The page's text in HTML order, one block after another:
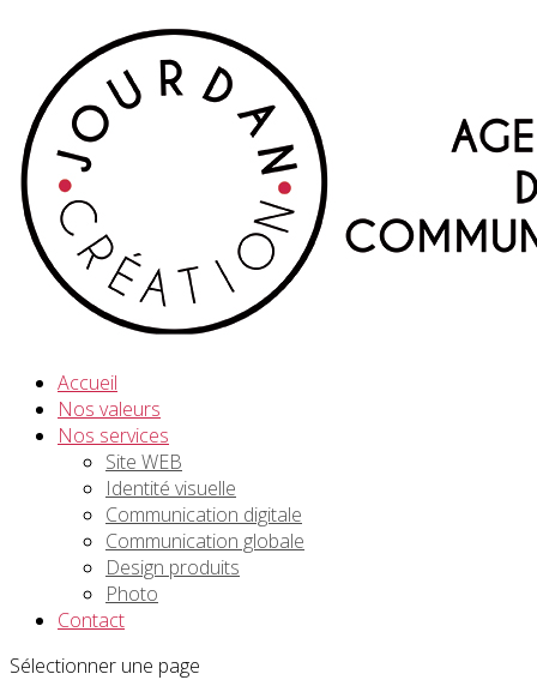
Accueil
Nos valeurs
Nos services
Site WEB
Identité visuelle
Communication digitale
Communication globale
Design produits
Photo
Contact
Sélectionner une page